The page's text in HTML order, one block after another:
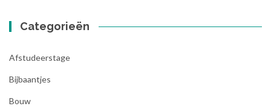
Categorieën
Afstudeerstage
Bijbaantjes
Bouw